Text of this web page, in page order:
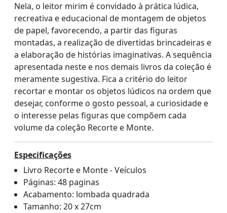
Nela, o leitor mirim é convidado à prática lúdica,
recreativa e educacional de montagem de objetos
de papel, favorecendo, a partir das figuras
montadas, a realização de divertidas brincadeiras e
a elaboração de histórias imaginativas. A sequência
apresentada neste e nos demais livros da coleção é
meramente sugestiva. Fica a critério do leitor
recortar e montar os objetos lúdicos na ordem que
desejar, conforme o gosto pessoal, a curiosidade e
o interesse pelas figuras que compõem cada
volume da coleção Recorte e Monte.
Especificações
Livro Recorte e Monte - Veículos
Páginas: 48 paginas
Acabamento: lombada quadrada
Tamanho: 20 x 27cm